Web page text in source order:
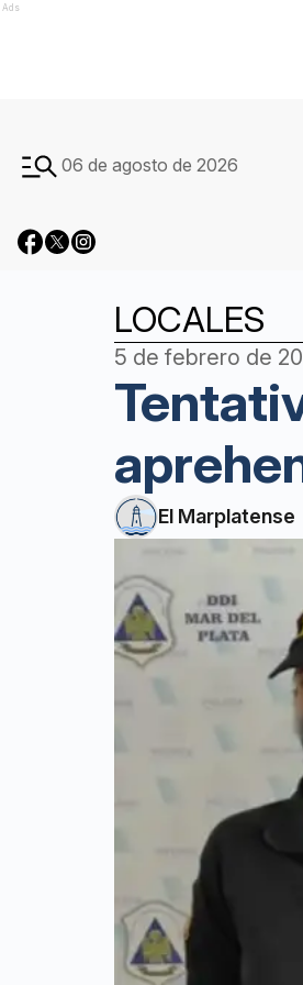
Ads
06 de agosto de 2026
LOCALES
5 de febrero de
El Marplatense